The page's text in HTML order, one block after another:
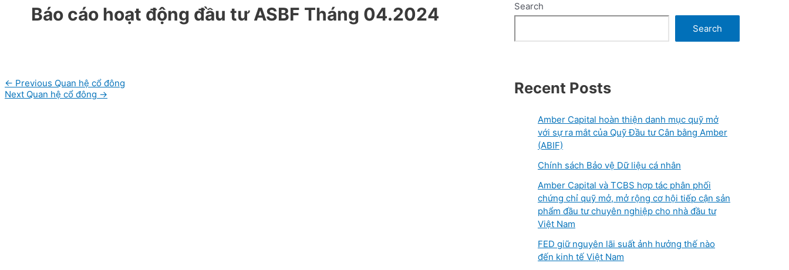
Báo cáo hoạt động đầu tư ASBF Tháng 04.2024
Post
navigation
← Previous Quan hệ cổ đông
Next Quan hệ cổ đông →
Search
Search
Recent Posts
Amber Capital hoàn thiện danh mục quỹ mở
với sự ra mắt của Quỹ Đầu tư Cân bằng Amber
(ABIF)
Chính sách Bảo vệ Dữ liệu cá nhân
Amber Capital và TCBS hợp tác phân phối
chứng chỉ quỹ mở, mở rộng cơ hội tiếp cận sản
phẩm đầu tư chuyên nghiệp cho nhà đầu tư
Việt Nam
FED giữ nguyên lãi suất ảnh hưởng thế nào
đến kinh tế Việt Nam